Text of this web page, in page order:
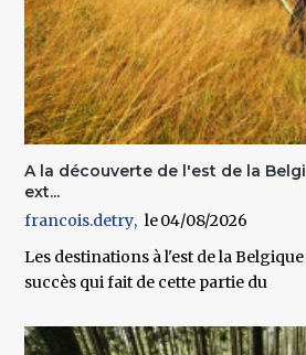
A la découverte de l'est de la
ext...
francois.detry
04/08/2026
Les destinations à l'est de la
succès qui fait de cette partie du